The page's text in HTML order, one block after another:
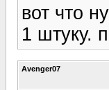
вот что
1 штуку.
Avenger07